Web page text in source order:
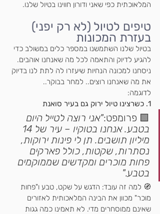
המלאוכתית כפי שאני ודורון חווינו בטיול שלנו.
טיפים לטיול (לא רק יפני)
בעזרת המכונות
בטיול שלנו השתמשנו במספר כלים במשולב כדי
להגיע לדיוק והתאמה לכל מה שאנחנו אוהבים.
ניסחנו למכונה הנחיות שיעזרו לה לתת לנו בדיוק
את מה שאנחנו רוצים.. למחר בבוקר..
לדוגמה:
1. כשרצינו טיול ירוק גם בעיר סואנת
🟩 פרומפט:"אני רוצה לטייל היום
מיליון תושבים. תן לי פינות ירוקות,
נסתרות, שקטות, כולל פארקים
פחות מוכרים ומקדשים שממוקמים
בטבע."
🧭 למה זה עובד: הדגש על שקט, טבע ו"פחות
מוכר" מכוון את הבינה המלאכותית לאזורים
שאינם ממוסחרים מדי. לא תאמינו כמה גגות